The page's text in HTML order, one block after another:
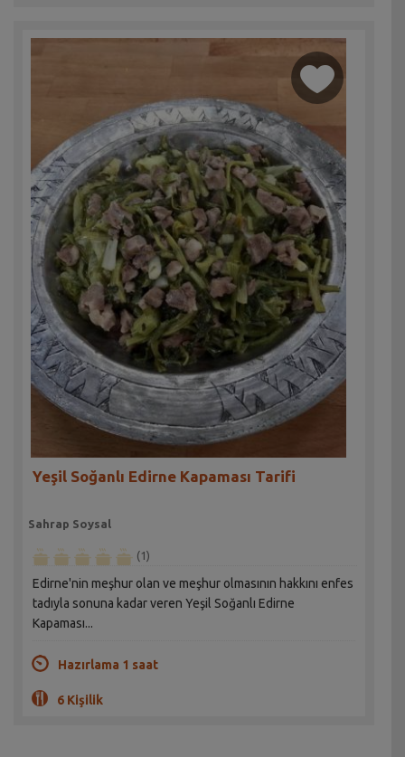
Yeşil Soğanlı Edirne Kapaması Tarifi
Sahrap Soysal
(1)
Edirne'nin meşhur olan ve meşhur olmasının hakkını enfes
tadıyla sonuna kadar veren Yeşil Soğanlı Edirne
Kapaması...
Hazırlama 1 saat
6 Kişilik